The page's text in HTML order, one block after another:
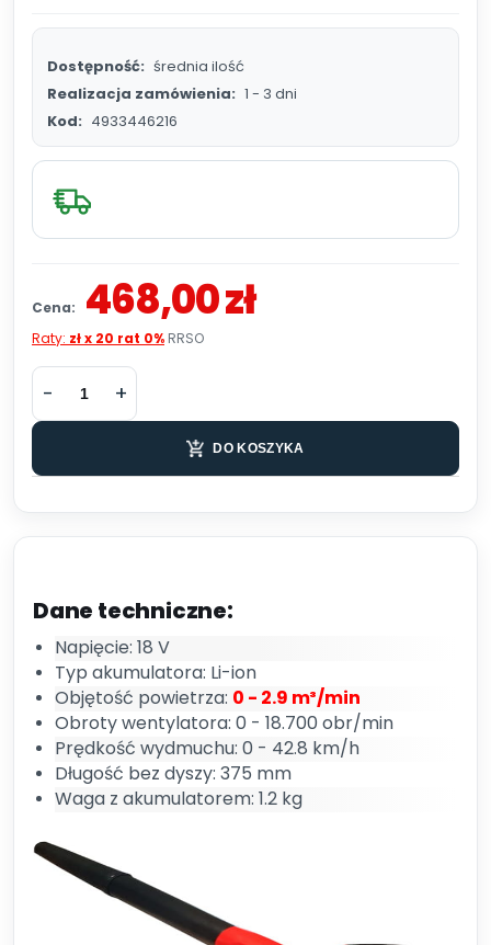
Dostępność: średnia ilość
Realizacja zamówienia: 1 - 3 dni
Kod: 4933446216
Cena: 468,00 zł
Raty: zł x 20 rat 0% RRSO
DO KOSZYKA
Dane techniczne:
Napięcie: 18 V
Typ akumulatora: Li-ion
Objętość powietrza: 0 - 2.9 m³/min
Obroty wentylatora: 0 - 18.700 obr/min
Prędkość wydmuchu: 0 - 42.8 km/h
Długość bez dyszy: 375 mm
Waga z akumulatorem: 1.2 kg